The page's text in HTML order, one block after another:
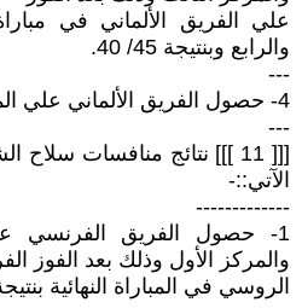
علي الفريق الألماني في
والرابع وبنتيجة 45/ 40.
---
4- حصول الفريق الألماني علي المركز الرابع.
---
[[[ 11 ]]] نتائج منافسات
الآتي::-
-------------
1- حصول الفريق الفرنسي
والمركز الأول وذلك بعد الفوز
الروسي في المباراة النهائية بنتيجة 45/